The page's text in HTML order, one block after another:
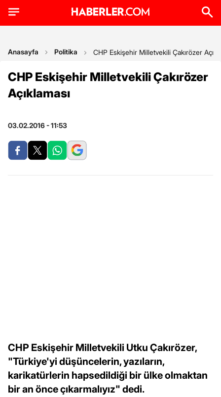
Anasayfa Politika CHP Eskişehir Milletvekili Çakırözer
CHP Eskişehir Milletvekili Çakırözer
Açıklaması
03.02.2016 - 11:53
CHP Eskişehir Milletvekili Utku Çakırözer,
"Türkiye'yi düşüncelerin, yazıların,
karikatürlerin hapsedildiği bir ülke olmaktan
bir an önce çıkarmalıyız" dedi.